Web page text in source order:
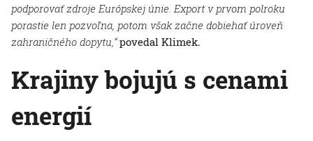
podporovať zdroje Európskej únie. Export v prvom polroku
porastie len pozvoľna, potom však začne dobiehať úroveň
zahraničného dopytu,“povedal Klimek.
Krajiny bojujú s cenami
energií